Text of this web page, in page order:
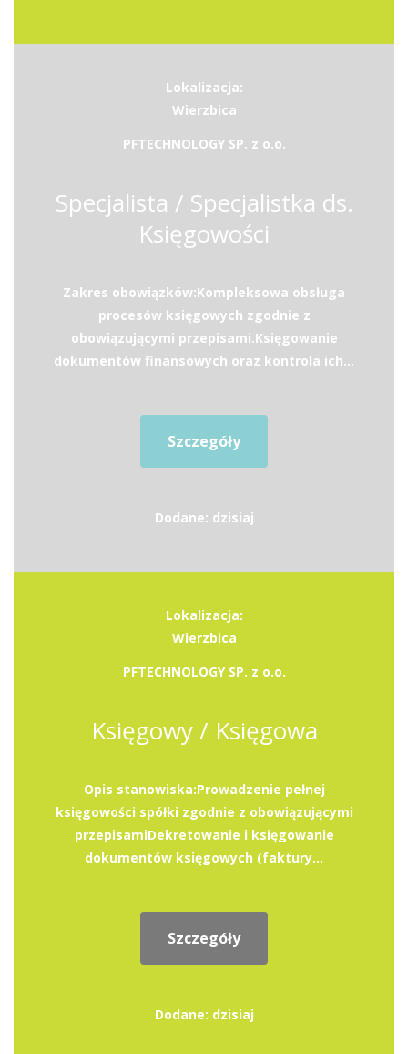
Lokalizacja:
Wierzbica
PFTECHNOLOGY SP. z o.o.
Specjalista / Specjalistka ds.
Księgowości
Zakres obowiązków:Kompleksowa obsługa
procesów księgowych zgodnie z
obowiązującymi przepisami.Księgowanie
dokumentów finansowych oraz kontrola ich...
Szczegóły
Dodane: dzisiaj
Lokalizacja:
Wierzbica
PFTECHNOLOGY SP. z o.o.
Księgowy / Księgowa
Opis stanowiska:Prowadzenie pełnej
księgowości spółki zgodnie z obowiązującymi
przepisamiDekretowanie i księgowanie
dokumentów księgowych (faktury...
Szczegóły
Dodane: dzisiaj